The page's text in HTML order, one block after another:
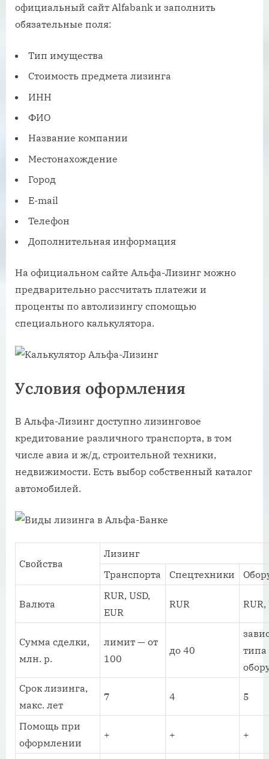
официальный сайт Alfabank и заполнить
обязательные поля:
Тип имущества
Стоимость предмета лизинга
ИНН
ФИО
Название компании
Местонахождение
Город
E-mail
Телефон
Дополнительная информация
На официальном сайте Альфа-Лизинг можно
предварительно рассчитать платежи и
проценты по автолизингу спомощью
специального калькулятора.
Условия оформления
В Альфа-Лизинг доступно лизинговое
кредитование различного транспорта, в том
числе авиа и ж/д, строительной техники,
недвижимости. Есть выбор собственный каталог
автомобилей.
Свойства
Лизинг
Транспорта
Спецтехники
Валюта
RUR, USD,
EUR
RUR RUR,
Сумма сделки,
млн. р.
лимит — от
100
до 40
типа
Срок лизинга,
макс. лет
7 4 5
Помощь при
оформлении
+ + +